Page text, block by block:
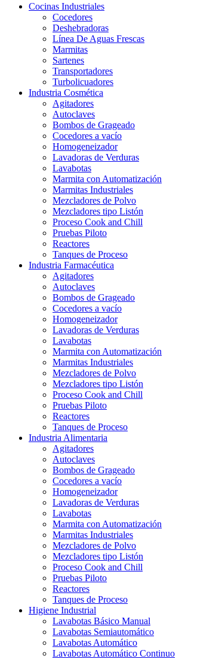
Cocinas Industriales
Cocedores
Deshebradoras
Línea De Aguas Frescas
Marmitas
Sartenes
Transportadores
Turbolicuadores
Industria Cosmética
Agitadores
Autoclaves
Bombos de Grageado
Cocedores a vacío
Homogeneizador
Lavadoras de Verduras
Lavabotas
Marmita con Automatización
Marmitas Industriales
Mezcladores de Polvo
Mezcladores tipo Listón
Proceso Cook and Chill
Pruebas Piloto
Reactores
Tanques de Proceso
Industria Farmacéutica
Agitadores
Autoclaves
Bombos de Grageado
Cocedores a vacío
Homogeneizador
Lavadoras de Verduras
Lavabotas
Marmita con Automatización
Marmitas Industriales
Mezcladores de Polvo
Mezcladores tipo Listón
Proceso Cook and Chill
Pruebas Piloto
Reactores
Tanques de Proceso
Industria Alimentaria
Agitadores
Autoclaves
Bombos de Grageado
Cocedores a vacío
Homogeneizador
Lavadoras de Verduras
Lavabotas
Marmita con Automatización
Marmitas Industriales
Mezcladores de Polvo
Mezcladores tipo Listón
Proceso Cook and Chill
Pruebas Piloto
Reactores
Tanques de Proceso
Higiene Industrial
Lavabotas Básico Manual
Lavabotas Semiautomático
Lavabotas Automático
Lavabotas Automático Continuo